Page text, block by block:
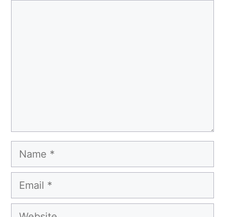
Name
Email
Website